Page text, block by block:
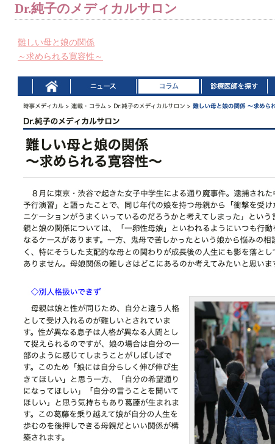
Dr.純子のメディカルサロン
難しい母と娘の関係
～求められる寛容性～